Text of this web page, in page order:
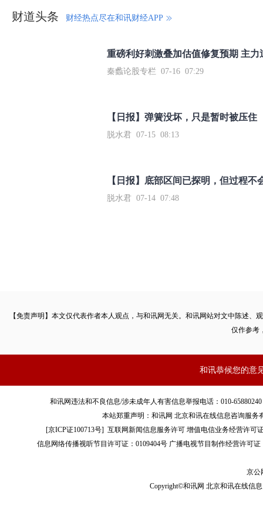
财道头条 财经热点尽在和讯财经APP
秦蠡论股专栏 07-16 07:29
【日报】弹簧没坏，只是暂时被压住
脱水君 07-15 08:13
【日报】底部区间已探明，但过程不
脱水君 07-14 07:48
【免责声明】本文仅代表作者本人观点，与和讯网无关。和讯网站对文中陈述
仅作参考
和讯恭候您的意
和讯网违法和不良信息/涉未成年人有害信息举报电话：010-
本站郑重声明：和讯网 北京和讯在线信息咨询服
[京ICP证100713号]互联网新闻信息服务许可 增值电信业务经营许可
信息网络传播视听节目许可证：0109404号 广播电视节目制作经营许可证
京公
Copyright©和讯网 北京和讯在线信